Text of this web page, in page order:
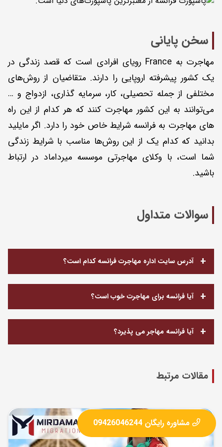
سخن پایانی
مهاجرت به France رویای افرادی است که قصد زندگی در
یک کشور پیشرفته اروپایی را دارند. متقاضیان از روش‌های
مختلفی از جمله تحصیلی، کار، سرمایه گذاری، ازدواج و …
می‌توانند به این کشور مهاجرت کنند که هر کدام از این راه
های مهاجرت به فرانسه شرایط خاص خود را دارد. اگر مایلید
بدانید که کدام یک از این روش‌ها مناسب با شرایط زندگی
شما است، با وکلای مهاجرتی موسسه میرداماد در ارتباط
باشید.
سوالات متداول
آدرس سایت اداره مهاجرت فرانسه کدام است؟
آیا فرانسه برای مهاجرت خوب است؟
آیا فرانسه مهاجر می‌ پذیرد؟
مقالات مرتبط
مشاوره رایگان 09426046244